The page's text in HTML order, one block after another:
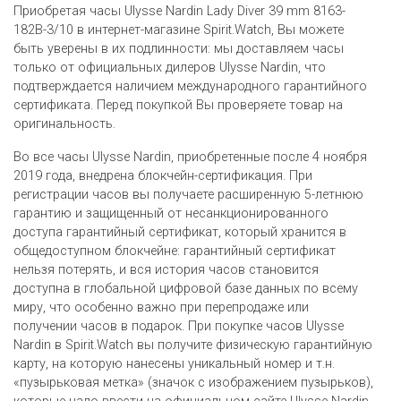
Приобретая часы Ulysse Nardin Lady Diver 39 mm 8163-
182B-3/10 в интернет-магазине Spirit.Watch, Вы можете
быть уверены в их подлинности: мы доставляем часы
только от официальных дилеров Ulysse Nardin, что
подтверждается наличием международного гарантийного
сертификата. Перед покупкой Вы проверяете товар на
оригинальность.
Во все часы Ulysse Nardin, приобретенные после 4 ноября
2019 года, внедрена блокчейн-сертификация. При
регистрации часов вы получаете расширенную 5-летнюю
гарантию и защищенный от несанкционированного
доступа гарантийный сертификат, который хранится в
общедоступном блокчейне: гарантийный сертификат
нельзя потерять, и вся история часов становится
доступна в глобальной цифровой базе данных по всему
миру, что особенно важно при перепродаже или
получении часов в подарок. При покупке часов Ulysse
Nardin в Spirit.Watch вы получите физическую гарантийную
карту, на которую нанесены уникальный номер и т.н.
«пузырьковая метка» (значок с изображением пузырьков),